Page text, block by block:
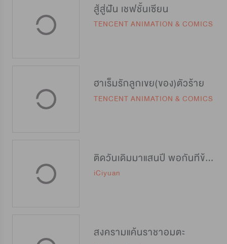
สู้สู่ฝัน เชฟชั้นเซียน
TENCENT ANIMATION & COMICS
ฮาเร็มรักลูกเขย(ของ)ตัวร้าย
TENCENT ANIMATION & COMICS
ติดวันเดิมมาแสนปี พอกันทีข้าขอเทพ
iCiyuan
สงครามแค้นราชาอมตะ